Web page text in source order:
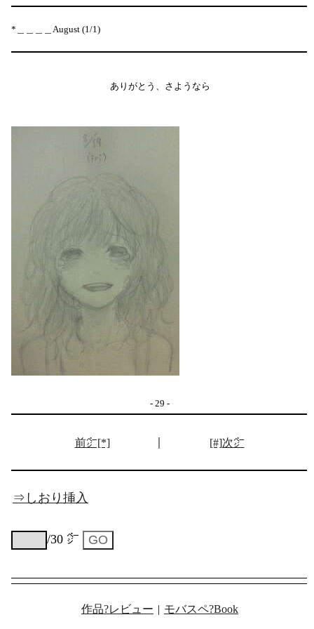
*＿＿＿＿August (1/1)
ありがとう、さようなら
- 29 -
前㌻[*] [#]次㌻
⇒しおり挿入
/30 ㌻
作品?レビュー | モバスペ?Book